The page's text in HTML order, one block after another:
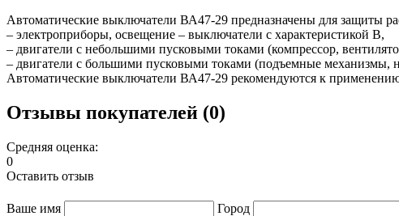
Автоматические выключатели ВА47-29 предназначены для защиты
– электроприборы, освещение – выключатели с характеристикой В,
– двигатели с небольшими пусковыми токами (компрессор,
– двигатели с большими пусковыми токами (подъемные механизмы,
Автоматические выключатели ВА47-29 рекомендуются к
Отзывы покупателей (0)
Средняя оценка:
0
Оставить отзыв
Ваше имя Город